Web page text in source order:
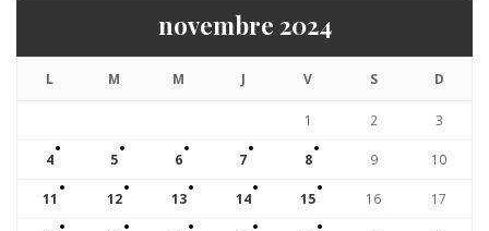
novembre 2024
L M M J V S D
1 2 3
4 5 6 7 8 9 10
11 12 13 14 15 16 17